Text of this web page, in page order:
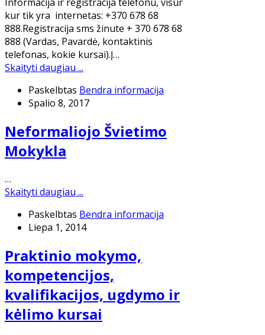
Informacija ir registracija telefonu, visur
kur tik yra internetas: +370 678 68
888.Registracija sms žinute + 370 678 68
888 (Vardas, Pavardė, kontaktinis
telefonas, kokie kursai).Į…
Skaityti daugiau ...
Paskelbtas Bendra informacija
Spalio 8, 2017
Neformaliojo Švietimo
Mokykla
…
Skaityti daugiau ...
Paskelbtas Bendra informacija
Liepa 1, 2014
Praktinio mokymo,
kompetencijos,
kvalifikacijos, ugdymo ir
kėlimo kursai